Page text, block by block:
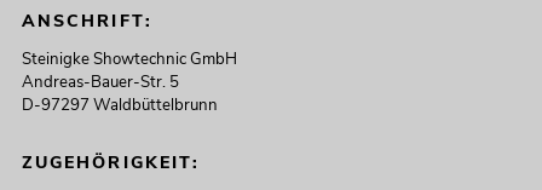
ANSCHRIFT:
Steinigke Showtechnic GmbH
Andreas-Bauer-Str. 5
D-97297 Waldbüttelbrunn
ZUGEHÖRIGKEIT: